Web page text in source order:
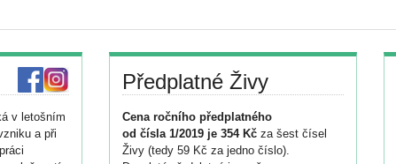
v letošním
a při
Předplatné Živy
Cena ročního předplatného
od čísla 1/2019 je 354 Kč za šest čísel
Živy (tedy 59 Kč za jedno číslo).